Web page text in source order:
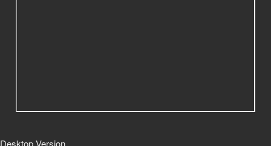
Desktop Version